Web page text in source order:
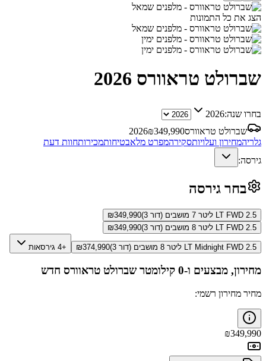
הצג את כל התמונות
שברולט טראוורס 2026
בחרו שנה:2026
שברולט טראוורס
2026₪349,990
גלריהמחירון ועלויותסקירהמפרט מלאבטיחותמכירותחוות דעת
גירסה:
בחר גירסה
LT FWD 2.5 ליטר 7 מושבים (דור 3) ₪349,990
LT FWD 2.5 ליטר 8 מושבים (דור 3)
₪349,990
LT Midnight FWD 2.5 ליטר 8 מושבים (דור 3) ₪374,990 +4 גירסאות
מחירון, מבצעים ו-0 קילומטר שברולט טראוורס חדש
מחיר מחירון רשמי:
₪349,990